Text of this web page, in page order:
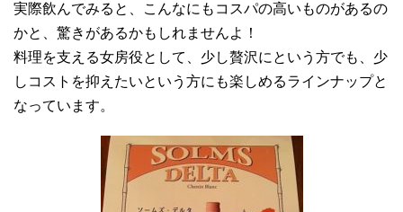
実際飲んでみると、こんなにもコスパの高いものがあるの
かと、驚きがあるかもしれませんよ！
料理を支える女房役として、少し贅沢にという方でも、少
しコストを抑えたいという方にも楽しめるラインナップと
なっています。